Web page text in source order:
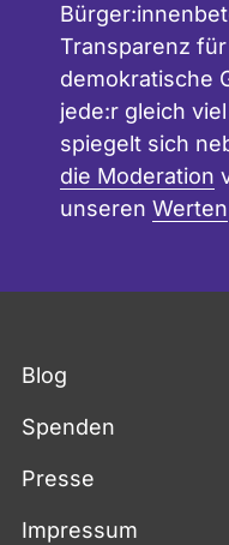
Transparenz
demokratische
jede:r gleich
spiegelt sich
die Moderation
unseren Werten
Blog
Spenden
Presse
Impressum